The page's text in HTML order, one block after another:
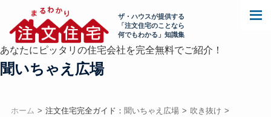
ザ・ハウスが提供する
「注文住宅のことなら
何でもわかる」知識集
あなたにピッタリの住宅会社を完全無料でご紹介！
聞いちゃえ広場
ホーム 注文住宅完全ガイド： 聞いちゃえ広場
吹き抜け